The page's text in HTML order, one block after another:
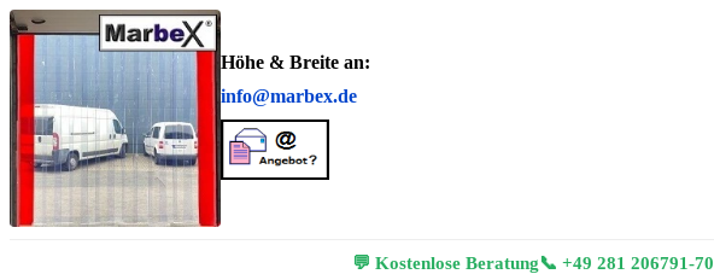
Höhe & Breite an:
info@marbex.de
💬 Kostenlose Beratung📞 +49 281 206791-70